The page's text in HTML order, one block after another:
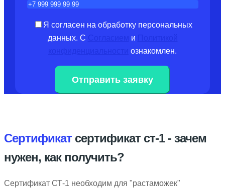
Я согласен на обработку персональных
данных. С и
ознакомлен.
Сертификат сертификат ст-1 - зачем
нужен, как получить?
Сертификат СТ-1 необходим для "растаможек"